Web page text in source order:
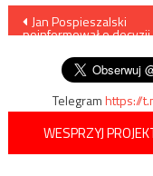
Nawigacja
wpisu
Jan Pospieszalski
poinformował o
Telegramhttps://
WESPRZYJ